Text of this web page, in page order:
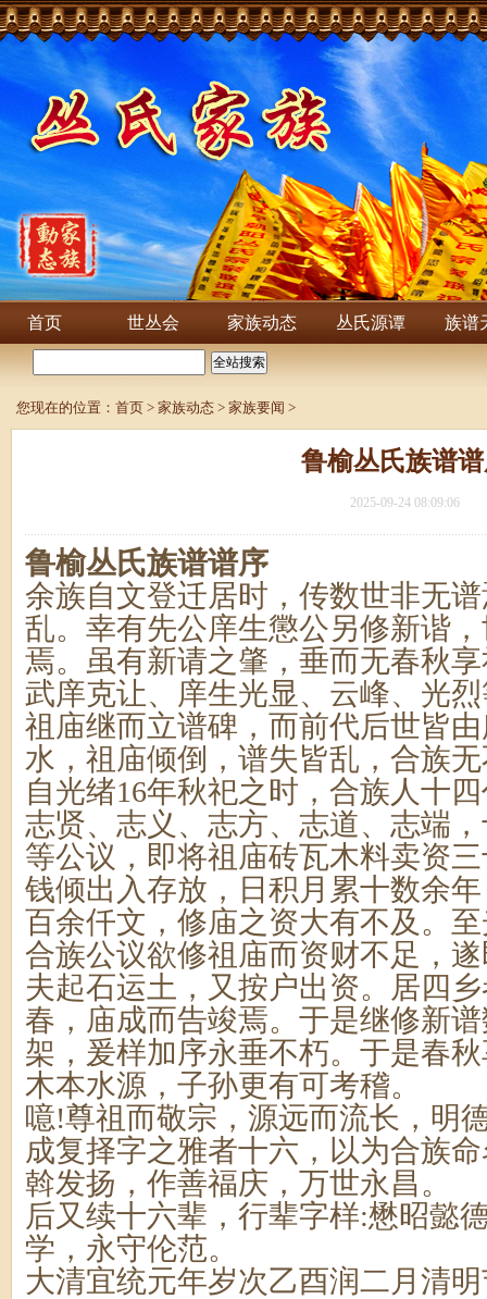
首页 世丛会 家族动态 丛氏源谭 族谱
您现在的位置： 首页 > 家族动态 > 家族要闻 >
鲁榆丛氏族谱
2025-09-24 08:09:06
鲁榆丛氏族谱谱序
余族自文登迁居时，传数世非无
乱。幸有先公庠生懲公另修新谐
焉。虽有新请之肇，垂而无春秋
武庠克让、庠生光显、云峰、光
祖庙继而立谱碑，而前代后世皆
水，祖庙倾倒，谱失皆乱，合族
自光绪16年秋祀之时，合族人十
志贤、志义、志方、志道、志端
等公议，即将祖庙砖瓦木料卖资
钱倾出入存放，日积月累十数余
百余仟文，修庙之资大有不及。
合族公议欲修祖庙而资财不足，
夫起石运土，又按户出资。居四
春，庙成而告竣焉。于是继修新
架，爰样加序永垂不朽。于是春
木本水源，子孙更有可考稽。
噫!尊祖而敬宗，源远而流长，明
成复择字之雅者十六，以为合族
斡发扬，作善福庆，万世永昌。
后又续十六辈，行辈字样:懋昭懿
学，永守伦范。
大清宜统元年岁次乙酉润二月清